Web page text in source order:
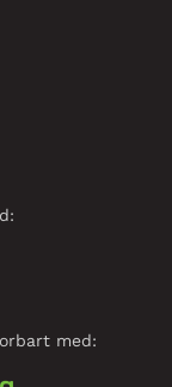
med: